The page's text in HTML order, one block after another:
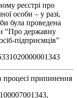
реєстрі про
особи – у разі,
була проведена
"Про державну
підприємців"
процесі припинення